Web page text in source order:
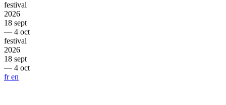
festival
2026
18 sept
— 4 oct
festival
2026
18 sept
— 4 oct
fren